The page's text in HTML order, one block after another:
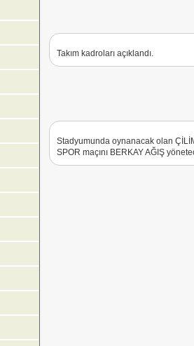
Takım kadroları açıklandı.
Stadyumunda oynanacak olan
SPOR maçını BERKAY AĞIŞ